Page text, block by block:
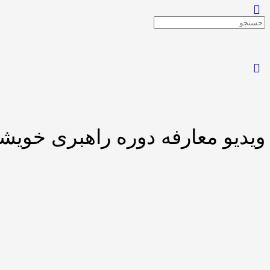
ویدیو معارفه دوره راهبری